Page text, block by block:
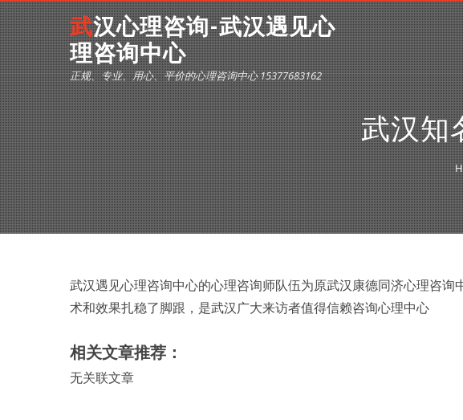
武汉心理咨询-武汉遇见心
理咨询中心
正规、专业、用心、平价的心理咨询中心 15377683162
武汉知
武汉遇见心理咨询中心的心理咨询师队伍为原武汉康德同济心理咨
术和效果扎稳了脚跟，是武汉广大来访者值得信赖咨询心理中心
相关文章推荐：
无关联文章